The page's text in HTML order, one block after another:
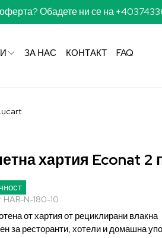
Обадете ни се на
ЗА НАС КОНТАКТ FAQ
хартия Econat 2
HAR-N-180-10
от хартия от рециклирани влакна
за ресторанти, хотели и домашна